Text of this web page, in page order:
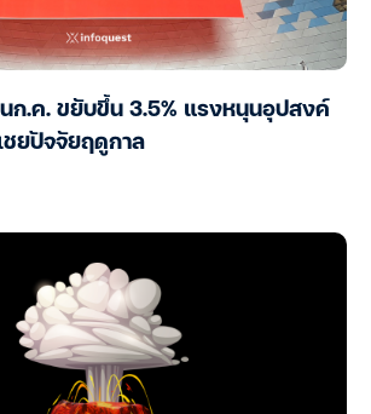
ก.ค. ขยับขึ้น 3.5% แรงหนุนอุปสงค์
ยปัจจัยฤดูกาล